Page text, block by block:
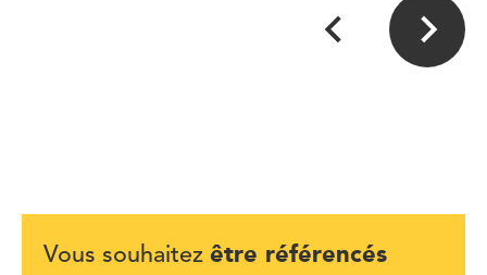
Vous souhaitez être référencés